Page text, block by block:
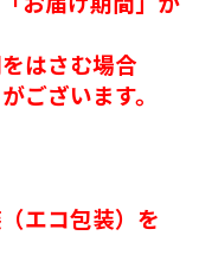
はさむ場合
ございます。
エコ包装）を